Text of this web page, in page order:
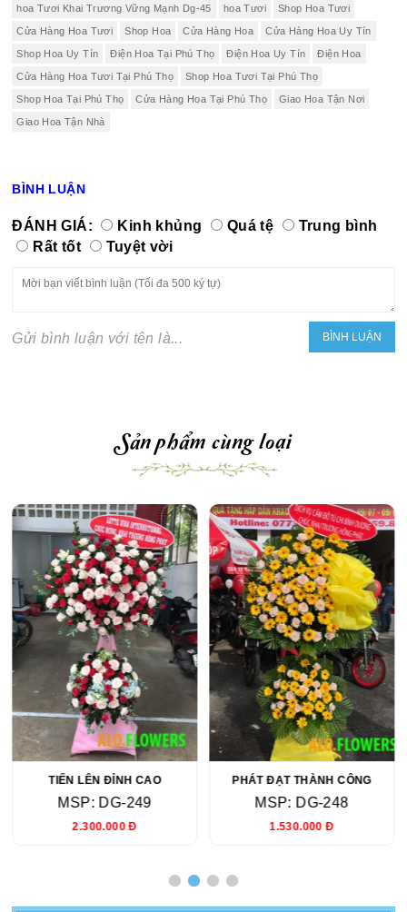
hoa Tươi Khai Trương Vững Mạnh Dg-45 hoa Tươi Shop Hoa Tươi
Cửa Hàng Hoa Tươi Shop Hoa Cửa Hàng Hoa Cửa Hàng Hoa Uy Tín
Shop Hoa Uy Tín Điện Hoa Tại Phú Thọ Điện Hoa Uy Tín Điện Hoa
Cửa Hàng Hoa Tươi Tại Phú Thọ Shop Hoa Tươi Tại Phú Thọ
Shop Hoa Tại Phú Thọ Cửa Hàng Hoa Tại Phú Thọ Giao Hoa Tận Nơi
Giao Hoa Tận Nhà
BÌNH LUẬN
ĐÁNH GIÁ: Kinh khủng Quá tệ
Trung bình
Rất tốt
Tuyệt vời
Gửi bình luận với tên là...
Sản phẩm cùng loại
TIẾN LÊN ĐỈNH CAO
MSP: DG-249
2.300.000 Đ
PHÁT ĐẠT THÀNH CÔNG
MSP: DG-248
1.530.000 Đ